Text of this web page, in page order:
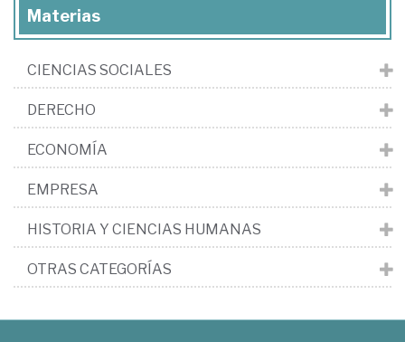
Materias
CIENCIAS SOCIALES
DERECHO
ECONOMÍA
EMPRESA
HISTORIA Y CIENCIAS HUMANAS
OTRAS CATEGORÍAS